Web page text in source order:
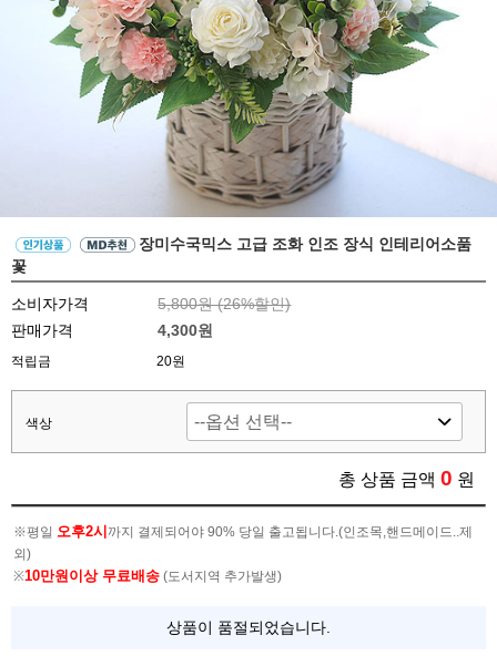
장미수국믹스 고급 조화 인조 장식 인테리어소품
꽃
소비자가격 5,800원 (26%할인)
판매가격
4,300원
적립금 20원
색상
총 상품 금액 0 원
※평일 오후2시 까지 결제되어야 90% 당일 출고됩니다.(인조목,핸드메이드..제
외)
※10만원이상 무료배송 (도서지역 추가발생)
상품이 품절되었습니다.